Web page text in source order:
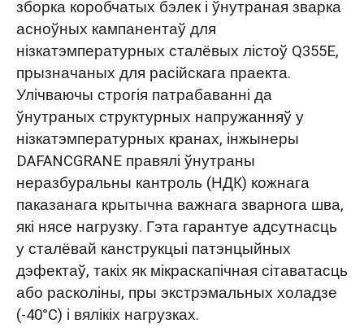
зборка коробчатых бэлек і ўнутраная зварка
асноўных кампанентаў для
нізкатэмпературных сталёвых лістоў Q355E,
прызначаных для расійскага праекта.
Улічваючы строгія патрабаванні да
ўнутраных структурных напружанняў у
нізкатэмпературных кранах, інжынеры
DAFANCGRANE правялі ўнутраны
неразбуральны кантроль (НДК) кожнага
паказанага крытычна важнага зварнога шва,
які нясе нагрузку. Гэта гарантуе адсутнасць
у сталёвай канструкцыі патэнцыйных
дэфектаў, такіх як мікраскапічная сітаватасць
або расколіны, пры экстрэмальных холадзе
(-40°C) і вялікіх нагрузках.